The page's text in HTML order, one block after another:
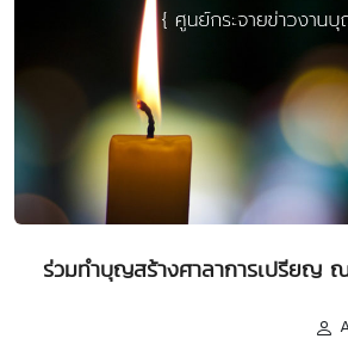
ร่วมทำบุญสร้างศาลาการเปรียญ